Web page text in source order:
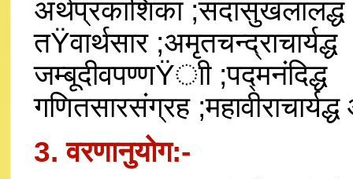
अर्थप्रकाशिका ;सदासुखलालद्ध
तŸवार्थसार ;अमृतचन्द्राचार्यद्ध
जम्बूदीवपण्णŸाी ;पद्मनंदिद्ध
गणितसारसंग्रह
3. वरणानुयोग:-